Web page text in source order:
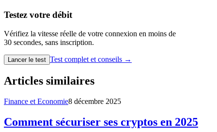
Testez votre débit
Vérifiez la vitesse réelle de votre connexion en moins de
30 secondes, sans inscription.
Lancer le test Test complet et conseils →
Articles similaires
Finance et Economie8 décembre 2025
Comment sécuriser ses cryptos en 2025